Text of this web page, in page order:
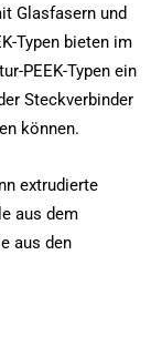
Glasfasern und
Typen bieten im
PEEK-Typen ein
Steckverbinder
können.
extrudierte
aus dem
aus den